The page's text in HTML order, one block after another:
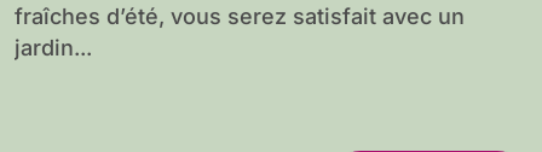
fraîches d’été, vous serez satisfait avec un
jardin...